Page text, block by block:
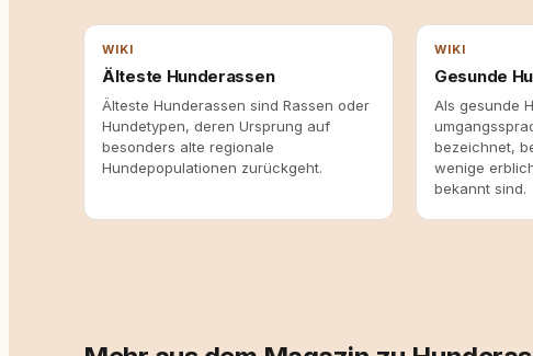
WIKI
Älteste Hunderassen
Älteste Hunderassen sind Rassen oder
Hundetypen, deren Ursprung auf
besonders alte regionale
Hundepopulationen zurückgeht.
WIKI
Gesunde
Als gesunde
bezeichnet,
wenige
bekannt sind.